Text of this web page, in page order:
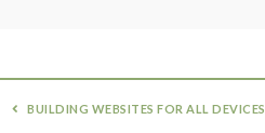
BUILDING WEBSITES FOR ALL DEVICES